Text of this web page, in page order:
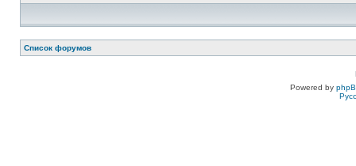
Список форумов
Powered by